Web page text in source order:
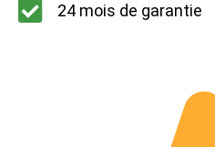
24 mois de garantie